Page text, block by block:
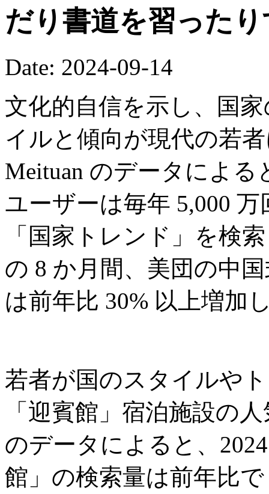
だり書道を習った
Date: 2024-09-14
文化的自信を示し、国
イルと傾向が現代の若
Meituan のデータによ
ユーザーは毎年 5,000
「国家トレンド」を検
の 8 か月間、美団の中
は前年比 30% 以上増加
若者が国のスタイルや
「迎賓館」宿泊施設の
のデータによると、
館」の検索量は前年比